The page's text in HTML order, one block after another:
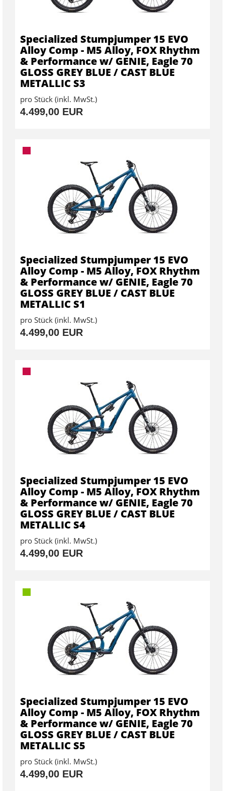
Specialized Stumpjumper 15 EVO
Alloy Comp - M5 Alloy, FOX Rhythm
& Performance w/ GENIE, Eagle 70
GLOSS GREY BLUE / CAST BLUE
METALLIC S3
pro Stück (inkl. MwSt.)
4.499,00 EUR
Specialized Stumpjumper 15 EVO
Alloy Comp - M5 Alloy, FOX Rhythm
& Performance w/ GENIE, Eagle 70
GLOSS GREY BLUE / CAST BLUE
METALLIC S1
pro Stück (inkl. MwSt.)
4.499,00 EUR
Specialized Stumpjumper 15 EVO
Alloy Comp - M5 Alloy, FOX Rhythm
& Performance w/ GENIE, Eagle 70
GLOSS GREY BLUE / CAST BLUE
METALLIC S4
pro Stück (inkl. MwSt.)
4.499,00 EUR
Specialized Stumpjumper 15 EVO
Alloy Comp - M5 Alloy, FOX Rhythm
& Performance w/ GENIE, Eagle 70
GLOSS GREY BLUE / CAST BLUE
METALLIC S5
pro Stück (inkl. MwSt.)
4.499,00 EUR